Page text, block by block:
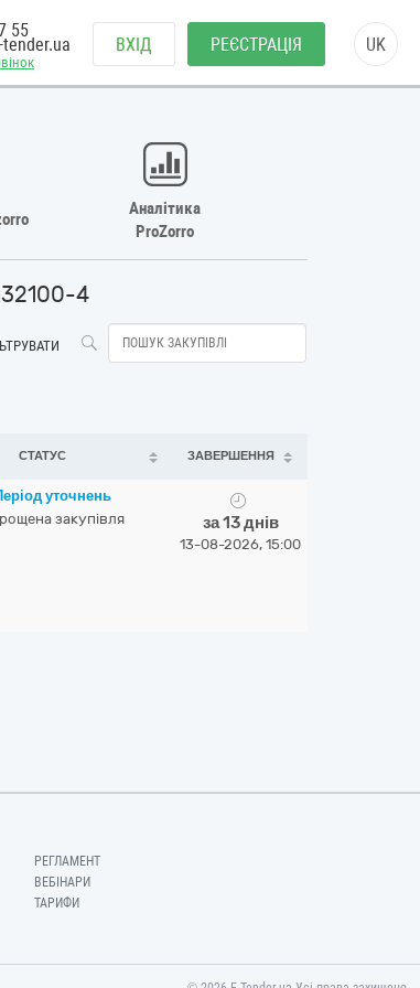
55
ВХІД РЕЄСТРАЦІЯ UK
Аналітика
ProZorro
4
СТАТУС ЗАВЕРШЕННЯ
уточнень
закупівля
за 13 днів
13-08-2026, 15:00
РЕГЛАМЕНТ
ВЕБІНАРИ
ТАРИФИ